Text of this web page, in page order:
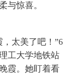
与惊喜。
太美了吧！”6
工大学地铁站
霞。她盯着看